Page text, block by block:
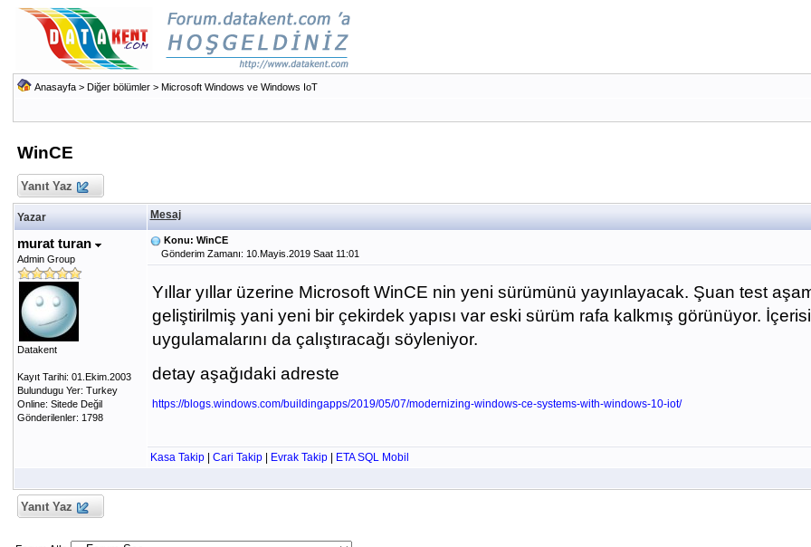
Anasayfa> Diğer bölümler> Microsoft Windows ve Windows IoT
WinCE
Yanıt Yaz
Yazar Mesaj
murat turan
Admin Group
Datakent
Kayıt Tarihi: 01.Ekim.2003
Bulundugu Yer: Turkey
Online: Sitede Değil
Gönderilenler: 1798
Konu: WinCE
Gönderim Zamanı: 10.Mayis.2019 Saat 11:01
Yıllar yıllar üzerine Microsoft WinCE nin yeni sürümünü yayınlayacak. Şuan test
geliştirilmiş yani yeni bir çekirdek yapısı var eski sürüm rafa kalkmış görünüyor.
uygulamalarını da çalıştıracağı söyleniyor.
detay aşağıdaki adreste
https://blogs.windows.com/buildingapps/2019/05/07/modernizing-windows-ce-systems-with-windows-10-iot/
Kasa Takip| Cari Takip| Evrak Takip| ETA SQL Mobil
Yanıt Yaz